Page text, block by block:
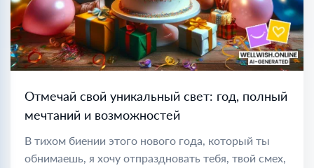
Отмечай свой уникальный свет: год, полный
мечтаний и возможностей
В тихом биении этого нового года, который ты
обнимаешь, я хочу отпраздновать тебя, твой смех,